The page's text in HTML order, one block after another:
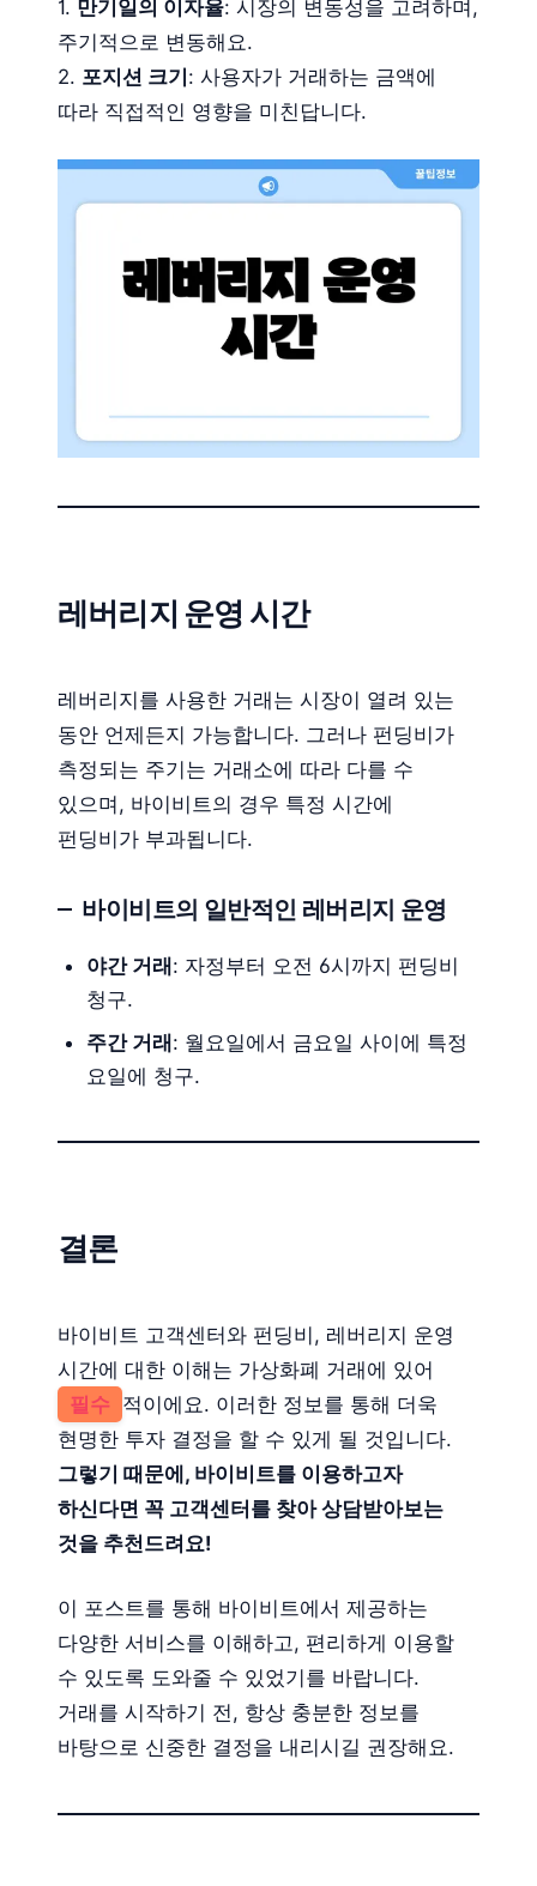
1. 만기일의 이자율: 시장의 변동성을 고려하며,
주기적으로 변동해요.
2. 포지션 크기: 사용자가 거래하는 금액에
따라 직접적인 영향을 미친답니다.
레버리지 운영 시간
레버리지를 사용한 거래는 시장이 열려 있는
동안 언제든지 가능합니다. 그러나 펀딩비가
측정되는 주기는 거래소에 따라 다를 수
있으며, 바이비트의 경우 특정 시간에
펀딩비가 부과됩니다.
바이비트의 일반적인 레버리지 운영
야간 거래: 자정부터 오전 6시까지 펀딩비
청구.
주간 거래: 월요일에서 금요일 사이에 특정
요일에 청구.
결론
바이비트 고객센터와 펀딩비, 레버리지 운영
시간에 대한 이해는 가상화폐 거래에 있어
필수 적이에요. 이러한 정보를 통해 더욱
현명한 투자 결정을 할 수 있게 될 것입니다.
그렇기 때문에, 바이비트를 이용하고자
하신다면 꼭 고객센터를 찾아 상담받아보는
것을 추천드려요!
이 포스트를 통해 바이비트에서 제공하는
다양한 서비스를 이해하고, 편리하게 이용할
수 있도록 도와줄 수 있었기를 바랍니다.
거래를 시작하기 전, 항상 충분한 정보를
바탕으로 신중한 결정을 내리시길 권장해요.